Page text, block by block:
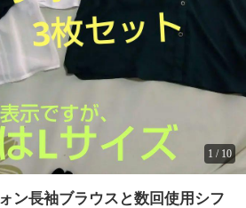
1 / 10
ン長袖ブラウスと数回使用シフ